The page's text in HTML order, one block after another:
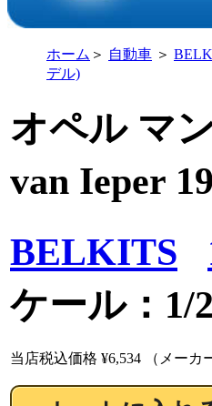
ホーム ＞ 自動車 ＞
デル)
オペル マ
van Ieper
BELKITS
ケール：1/
当店税込価格 ¥6,534 （メーカ